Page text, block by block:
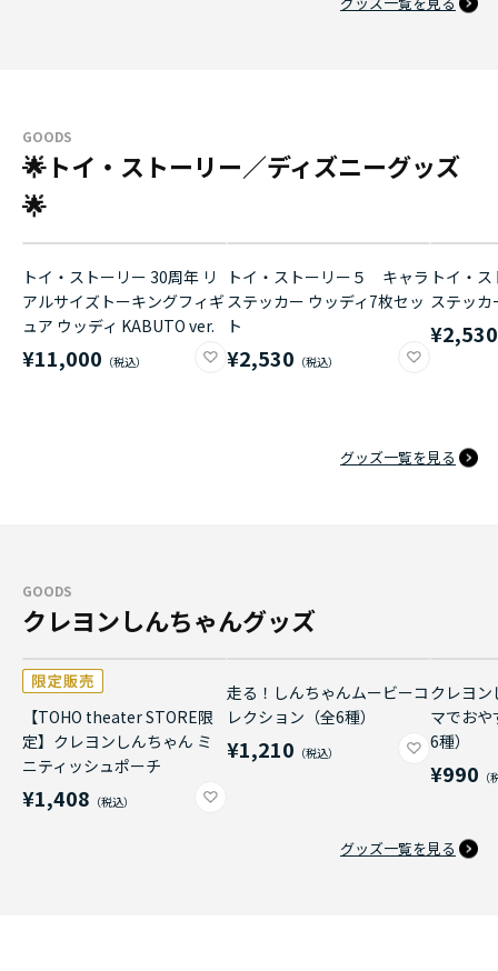
GOODS
🌟トイ・ストーリー／ディズニーグッズ
🌟
トイ・ストーリー 30周年 リ
アルサイズトーキングフィギ
ュア ウッディ KABUTO ver.
¥11,000
トイ・ストーリー５ キャラ
ステッカー ウッディ7枚セッ
ト
¥2,530
トイ・
ステッカ
¥2,530
グッズ一覧を見る
GOODS
クレヨンしんちゃんグッズ
【TOHO theater STORE限
定】クレヨンしんちゃん ミ
ニティッシュポーチ
¥1,408
走る！しんちゃんムービーコ
レクション（全6種）
¥1,210
クレヨ
マでお
6種）
¥990
グッズ一覧を見る